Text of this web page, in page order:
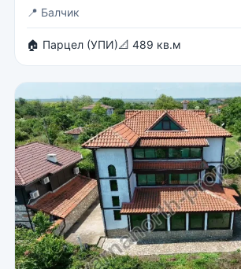
📍 Балчик
🏠 Парцел (УПИ)📐 489 кв.м